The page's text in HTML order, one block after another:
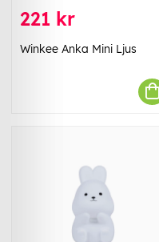
221 kr
Winkee Anka Mini Ljus